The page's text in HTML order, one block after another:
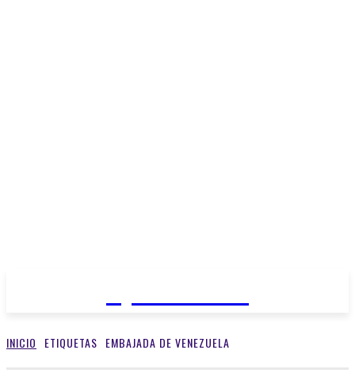
INICIO ETIQUETAS EMBAJADA DE VENEZUELA